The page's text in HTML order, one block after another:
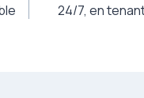
24/7, en